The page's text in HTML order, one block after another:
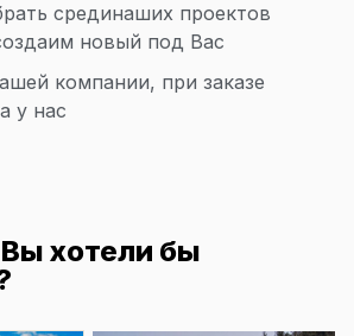
срединаших проектов
новый под Вас
компании, при заказе
у нас
хотели бы